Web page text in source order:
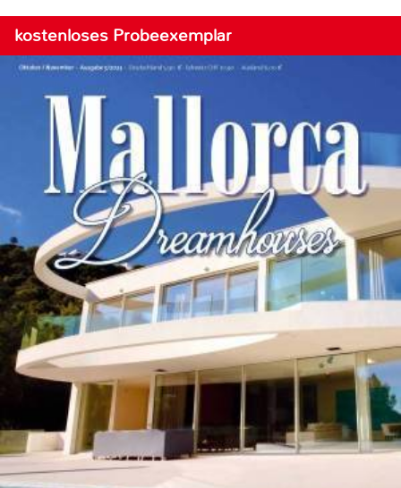
kostenloses Probeexemplar